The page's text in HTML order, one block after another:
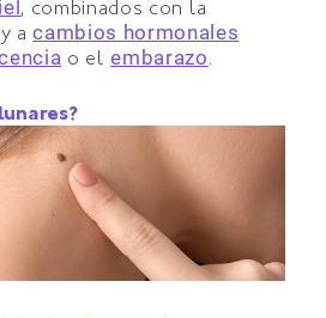
, combinados con la
y acambios hormonales
o elembarazo .